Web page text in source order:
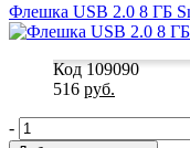
Флешка USB 2.0 8 ГБ
Код 109090
516 руб.
-